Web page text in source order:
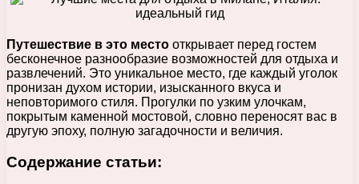
Путешествие в это место открывает перед гостем
бесконечное разнообразие возможностей для отдыха и
развлечений. Это уникальное место, где каждый уголок
пронизан духом истории, изысканного вкуса и
неповторимого стиля. Прогулки по узким улочкам,
покрытым каменной мостовой, словно переносят вас в
другую эпоху, полную загадочности и величия.
Содержание статьи: